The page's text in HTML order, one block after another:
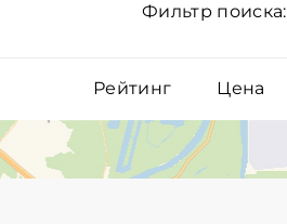
Фильтр поиска:
Рейтинг Цена